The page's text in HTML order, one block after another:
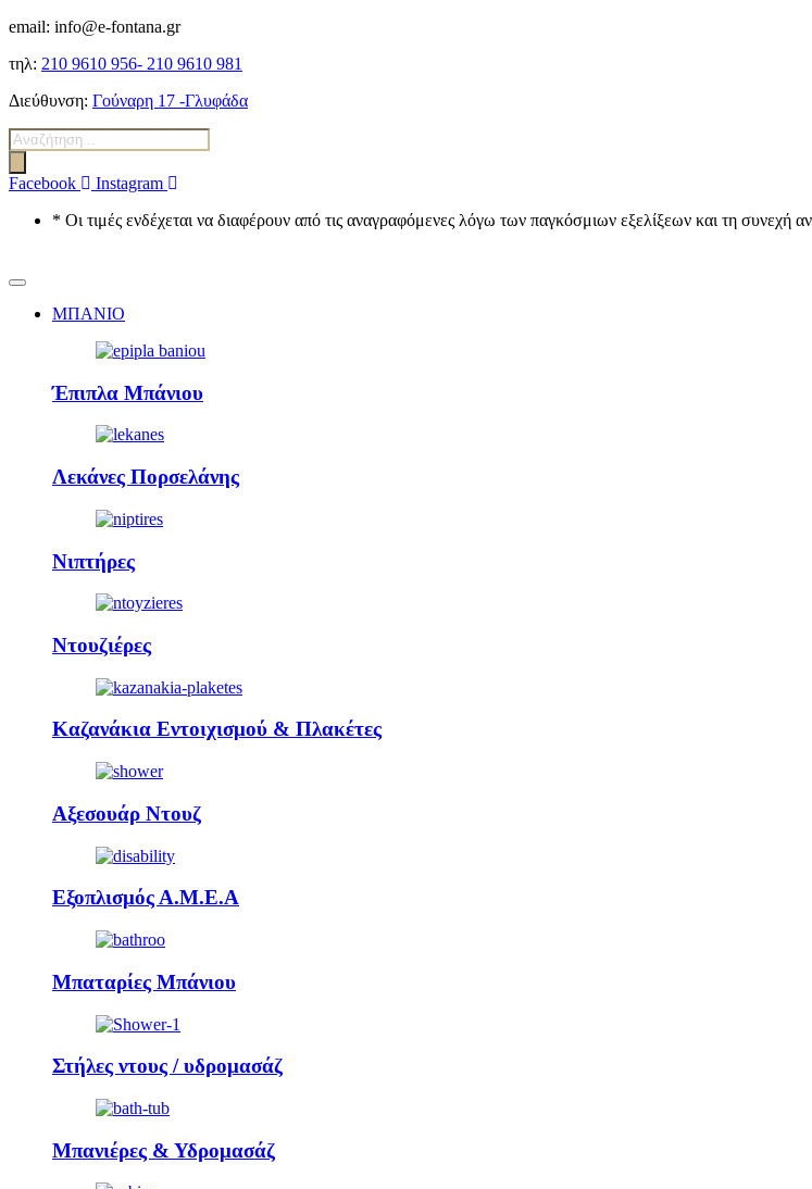
email: info@e-fontana.gr
τηλ: 210 9610 956- 210 9610 981
Διεύθυνση: Γούναρη 17 -Γλυφάδα
Αναζήτηση
προϊόντων
Facebook
Instagram
* Οι τιμές ενδέχεται να διαφέρουν από τις αναγραφόμενες λόγω των παγκόσμιων εξελίξεων και τη
ΜΠΑΝΙΟ
Έπιπλα Μπάνιου
Λεκάνες Πορσελάνης
Νιπτήρες
Ντουζιέρες
Καζανάκια Εντοιχισμού & Πλακέτες
Αξεσουάρ Ντουζ
Εξοπλισμός Α.Μ.Ε.Α
Μπαταρίες Μπάνιου
Στήλες ντους / υδρομασάζ
Μπανιέρες & Υδρομασάζ